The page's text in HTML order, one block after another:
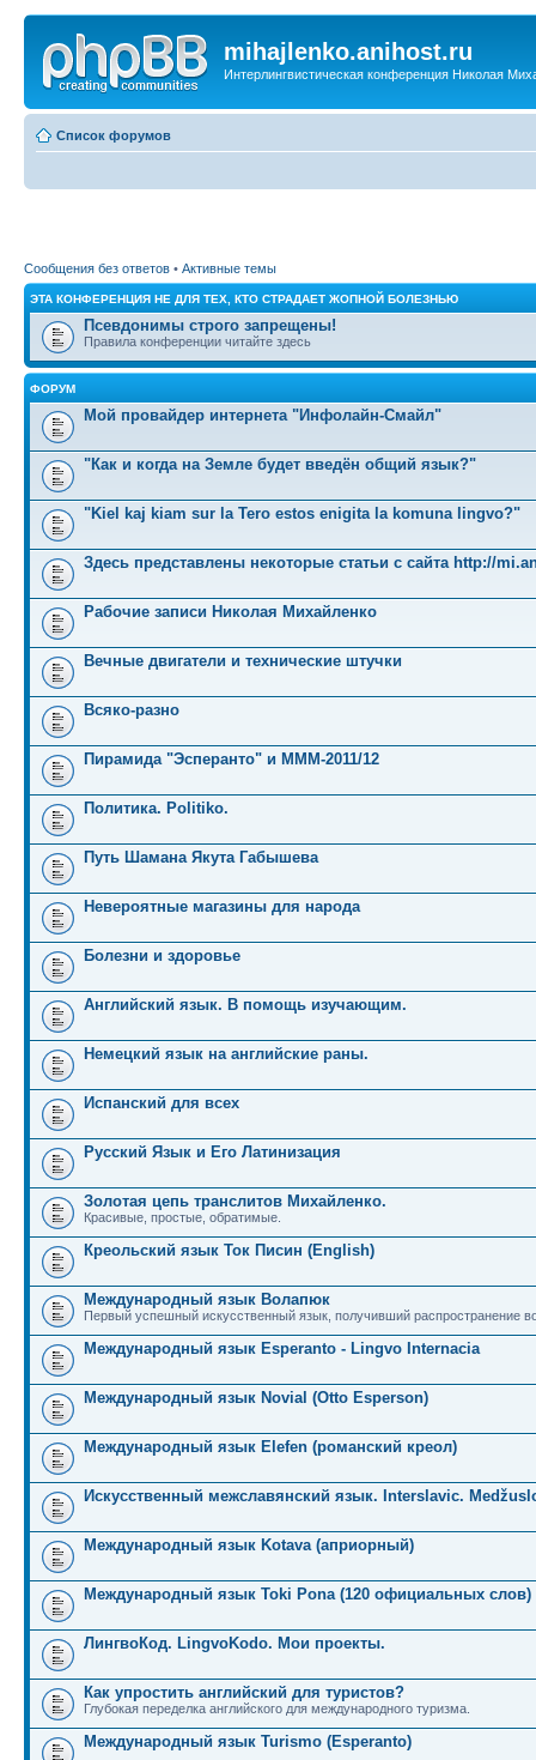
mihajlenko.anihost.ru
Интерлингвистическая конференция Николая
Список форумов
Сообщения без ответов • Активные темы
ЭТА КОНФЕРЕНЦИЯ НЕ ДЛЯ ТЕХ, КТО СТРАДАЕТ ЖОПНОЙ БОЛЕЗНЬЮ
Псевдонимы строго запрещены!
Правила конференции читайте здесь
ФОРУМ
Мой провайдер интернета "Инфолайн-Смайл"
"Как и когда на Земле будет введён общий язык?"
"Kiel kaj kiam sur la Tero estos enigita la komuna lingvo?"
Здесь представлены некоторые статьи с сайта http://
Рабочие записи Николая Михайленко
Вечные двигатели и технические штучки
Всяко-разно
Пирамида "Эсперанто" и MMM-2011/12
Политика. Politiko.
Путь Шамана Якута Габышева
Невероятные магазины для народа
Болезни и здоровье
Английский язык. В помощь изучающим.
Немецкий язык на английские раны.
Испанский для всех
Русский Язык и Его Латинизация
Золотая цепь транслитов Михайленко.
Красивые, простые, обратимые.
Креольский язык Ток Писин (English)
Международный язык Волапюк
Первый успешный искусственный язык, получивший распространение
Международный язык Esperanto - Lingvo Internacia
Международный язык Novial (Otto Esperson)
Международный язык Elefen (романский креол)
Искусственный межславянский язык. Interslavic.
Международный язык Kotava (априорный)
Международный язык Toki Pona (120 официальных слов)
ЛингвоКод. LingvoKodo. Мои проекты.
Как упростить английский для туристов?
Глубокая переделка английского для международного туризма.
Международный язык Turismo (Esperanto)